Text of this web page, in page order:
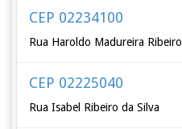
CEP 02234100
Rua Haroldo Madureira Ribeiro
CEP 02225040
Rua Isabel Ribeiro da Silva